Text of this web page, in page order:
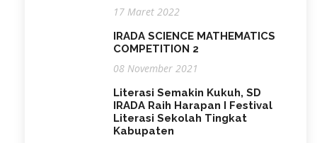
17 Maret 2022
IRADA SCIENCE MATHEMATICS
COMPETITION 2
08 November 2021
Literasi Semakin Kukuh, SD
IRADA Raih Harapan I Festival
Literasi Sekolah Tingkat
Kabupaten